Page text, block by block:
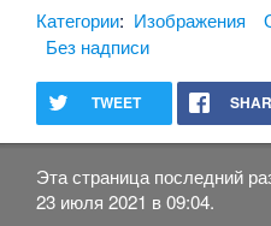
Категории: Изображения
Без надписи
TWEET
Эта страница последний
23 июля 2021 в 09:04.